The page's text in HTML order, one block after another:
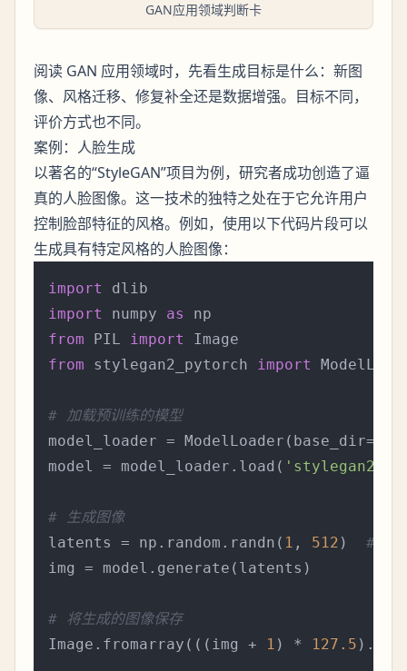
GAN应用领域判断卡
阅读 GAN 应用领域时，先看生成目标是什么：新图
像、风格迁移、修复补全还是数据增强。目标不同，
评价方式也不同。
案例：人脸生成
以著名的“StyleGAN”项目为例，研究者成功创造了逼
真的人脸图像。这一技术的独特之处在于它允许用户
控制脸部特征的风格。例如，使用以下代码片段可以
生成具有特定风格的人脸图像：
import
import
numpy as
from PIL import
from stylegan2_pytorch import
# 加载预训练的模型
model_loader = ModelLoader(base_dir=
model = model_loader.load( 'stylegan2'
# 生成图像
latents = np.random.randn( 1 , 512 ) #
img = model.generate(latents)
# 将生成的图像保存
Image.fromarray(((img +
1 ) * 127.5